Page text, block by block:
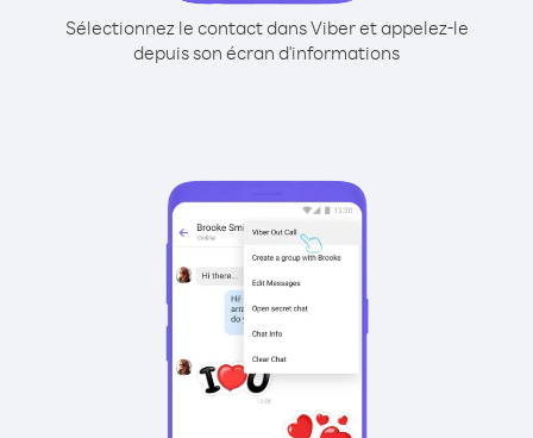
Sélectionnez le contact dans Viber et appelez-le
depuis son écran d'informations